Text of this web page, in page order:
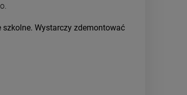
szkolne. Wystarczy zdemontować